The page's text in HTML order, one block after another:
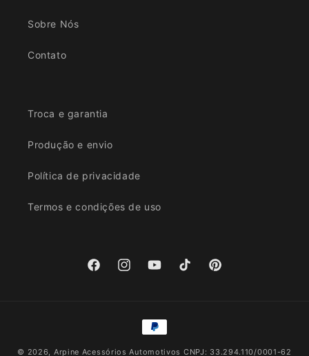
Sobre Nós
Contato
Troca e garantia
Produção e envio
Política de privacidade
Termos e condições de uso
FacebookInstagramYouTubeTikTok Pinterest
Formas
© 2026, Arpine Acessórios Automotivos CNPJ: 33.294.110/0001-62